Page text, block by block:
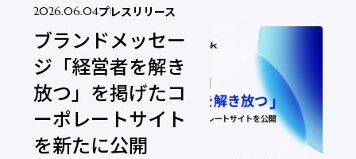
2026.06.04プレスリリース
ブランドメッセー
ジ「経営者を解き
放つ」を掲げたコ
ーポレートサイト
を新たに公開